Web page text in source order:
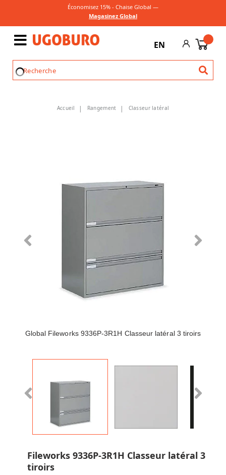
Économisez 15% - Chaise Global —
Magasinez Global
EN
Accueil Rangement Classeur latéral
Global Fileworks 9336P-3R1H Classeur latéral 3 tiroirs
Fileworks 9336P-3R1H Classeur latéral 3
tiroirs